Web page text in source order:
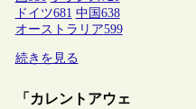
ドイツ681 中国 638
オーストラリア599
続きを見る
「カレントアウェ